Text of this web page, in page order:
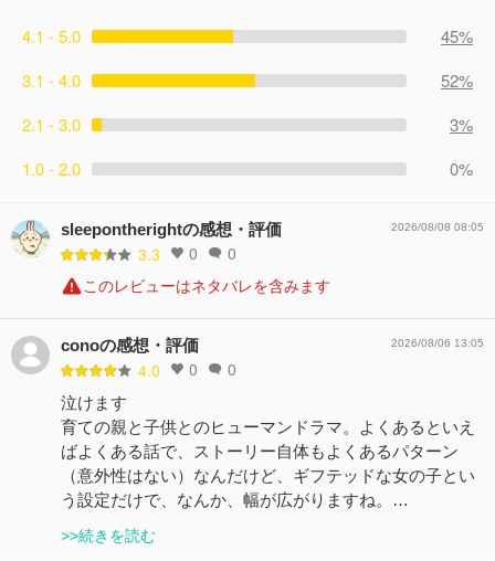
4.1 - 5.0
45%
3.1 - 4.0
52%
2.1 - 3.0
3%
1.0 - 2.0
0%
sleepontherightの感想・評価
3.3 0 0
2026/08/08 08:05
このレビューはネタバレを含みます
conoの感想・評価
4.0 0 0
2026/08/06 13:05
泣けます
育ての親と子供とのヒューマンドラマ。よくあるといえ
ばよくある話で、ストーリー自体もよくあるパターン
（意外性はない）なんだけど、ギフテッドな女の子とい
う設定だけで、なんか、幅が広がりますね。…
>>続きを読む